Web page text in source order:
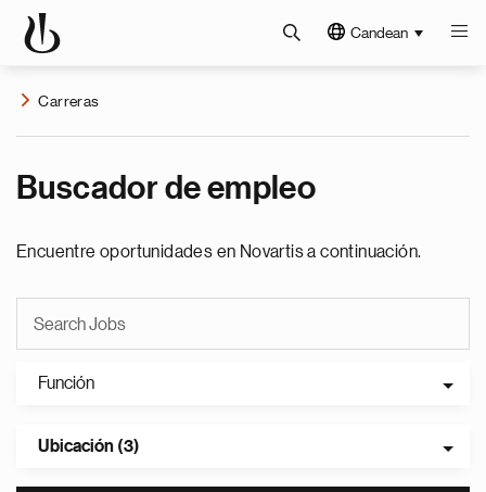
Candean
Carreras
Buscador de empleo
Encuentre oportunidades en Novartis a continuación.
Función
Ubicación (3)